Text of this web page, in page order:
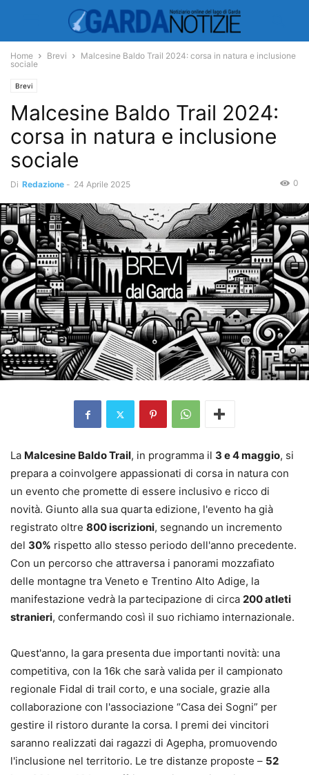
Home Brevi
Malcesine Baldo Trail 2024: corsa in natura e inclusione
sociale
Brevi
Malcesine Baldo Trail 2024:
corsa in natura e inclusione
sociale
Di Redazione - 24 Aprile 2025 0
La Malcesine Baldo Trail, in programma il 3 e 4 maggio, si
prepara a coinvolgere appassionati di corsa in natura con
un evento che promette di essere inclusivo e ricco di
novità. Giunto alla sua quarta edizione, l'evento ha già
registrato oltre 800 iscrizioni, segnando un incremento
del 30% rispetto allo stesso periodo dell'anno precedente.
Con un percorso che attraversa i panorami mozzafiato
delle montagne tra Veneto e Trentino Alto Adige, la
manifestazione vedrà la partecipazione di circa 200 atleti
stranieri, confermando così il suo richiamo internazionale.
Quest'anno, la gara presenta due importanti novità: una
competitiva, con la 16k che sarà valida per il campionato
regionale Fidal di trail corto, e una sociale, grazie alla
collaborazione con l'associazione “Casa dei Sogni” per
gestire il ristoro durante la corsa. I premi dei vincitori
saranno realizzati dai ragazzi di Agepha, promuovendo
l'inclusione nel territorio. Le tre distanze proposte – 52